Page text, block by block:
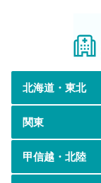
北海道・東北
関東
甲信越・北陸